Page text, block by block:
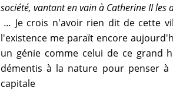
société, vantant en vain à Catherine II les
... Je crois n'avoir rien dit de cette
l'existence me paraït encore
un génie comme celui de ce grand
démentis à la nature pour penser
capitale